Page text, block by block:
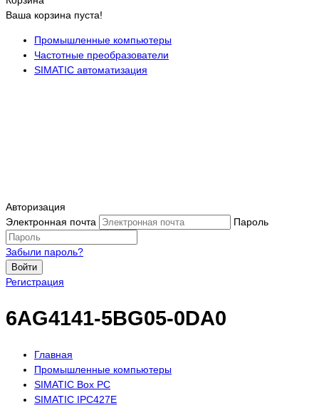
Ваша корзина пуста!
Промышленные компьютеры
Частотные преобразователи
SIMATIC автоматизация
Авторизация
Электронная почта
Пароль
Забыли пароль?
Войти
Регистрация
6AG4141-5BG05-0DA0
Главная
Промышленные компьютеры
SIMATIC Box PC
SIMATIC IPC427E